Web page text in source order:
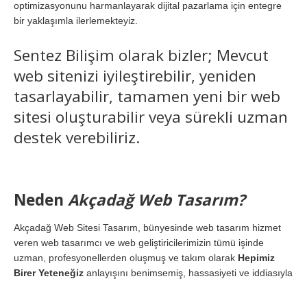
optimizasyonunu harmanlayarak dijital pazarlama için entegre
bir yaklaşımla ilerlemekteyiz.
Sentez Bilişim olarak bizler; Mevcut
web sitenizi iyileştirebilir, yeniden
tasarlayabilir, tamamen yeni bir web
sitesi oluşturabilir veya sürekli uzman
destek verebiliriz.
Neden Akçadağ Web Tasarım?
Akçadağ Web Sitesi Tasarım, bünyesinde web tasarım hizmet
veren web tasarımcı ve web geliştiricilerimizin tümü işinde
uzman, profesyonellerden oluşmuş ve takım olarak Hepimiz
Birer Yeteneğiz anlayışını benimsemiş, hassasiyeti ve iddiasıyla